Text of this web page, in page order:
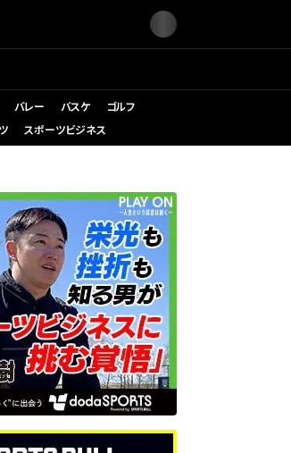
バレー バスケ
ゴルフ
スポーツビジネス